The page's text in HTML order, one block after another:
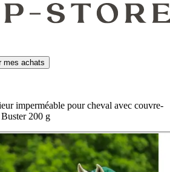
mes achats
imperméable pour cheval avec couvre-
200 g